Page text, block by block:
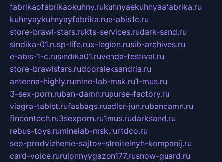
fabrikaofabrikaokuhny.rukuhnyaekuhnyaafabrika.ru
kuhnyaykuhnyayfabrika.rue-abis1c.ru
store-brawl-stars.rukts-services.rudark-sand.ru
sindika-01.rusp-life.rux-legion.rusib-archives.ru
e-abis-1-c.rusindika01.ruvenda-festival.ru
store-brawlstars.rudooraleksandria.ru
antenna-highly.rumine-lab-msk.ru1-mus.ru
3-sex-porn.ruban-damn.rupurse-factory.ru
viagra-tablet.rufasbags.ruadler-jun.rubandamn.ru
fincontech.ru3sexporn.ru1mus.rudarksand.ru
rebus-toys.ruminelab-msk.rurtdco.ru
seo-prodvizhenie-sajtov-stroitelnyh-kompanij.ru
card-voice.rurulonnyygazon177.rusnow-guard.ru